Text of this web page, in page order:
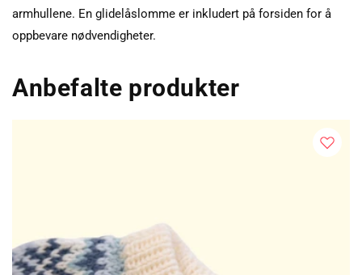
armhullene. En glidelåslomme er inkludert på forsiden for å
oppbevare nødvendigheter.
Anbefalte produkter